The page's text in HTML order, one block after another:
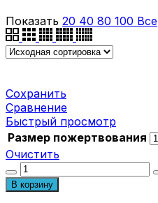
Показать 20 40 80 100 Все
Сохранить
Сравнение
Быстрый просмотр
Размер пожертвования
Очистить
Количество
товара
Пожертвовать
В корзину